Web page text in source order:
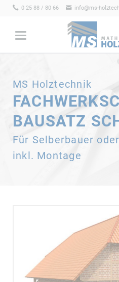
0 25 88 / 80 66 info@ms-
MS Holztechnik
BAUSATZ
Für Selberbauer
inkl. Montage